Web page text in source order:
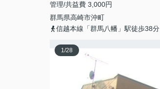
管理/共益費 3,000円
群馬県高崎市沖町
信越本線「群馬八幡」駅徒歩38分
1/28